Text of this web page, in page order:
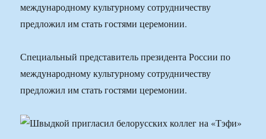
международному культурному сотрудничеству
предложил им стать гостями церемонии.
Специальный представитель президента России по
международному культурному сотрудничеству
предложил им стать гостями церемонии.